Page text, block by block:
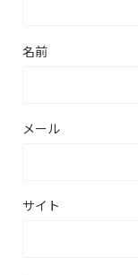
名前
メール
サイト